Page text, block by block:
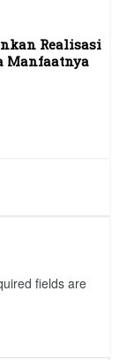
Realisasi
Manfaatnya
fields are